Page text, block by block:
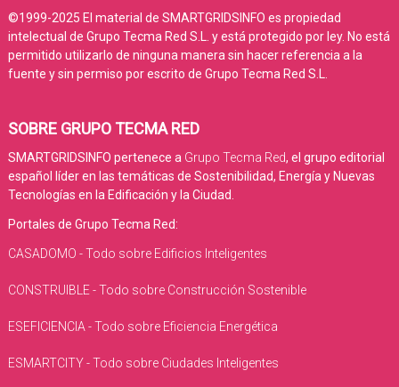
©1999-2025 El material de SMARTGRIDSINFO es propiedad
intelectual de Grupo Tecma Red S.L. y está protegido por ley. No está
permitido utilizarlo de ninguna manera sin hacer referencia a la
fuente y sin permiso por escrito de Grupo Tecma Red S.L.
SOBRE GRUPO TECMA RED
SMARTGRIDSINFO pertenece a Grupo Tecma Red, el grupo editorial
español líder en las temáticas de Sostenibilidad, Energía y Nuevas
Tecnologías en la Edificación y la Ciudad.
Portales de Grupo Tecma Red:
CASADOMO - Todo sobre Edificios Inteligentes
CONSTRUIBLE - Todo sobre Construcción Sostenible
ESEFICIENCIA - Todo sobre Eficiencia Energética
ESMARTCITY - Todo sobre Ciudades Inteligentes